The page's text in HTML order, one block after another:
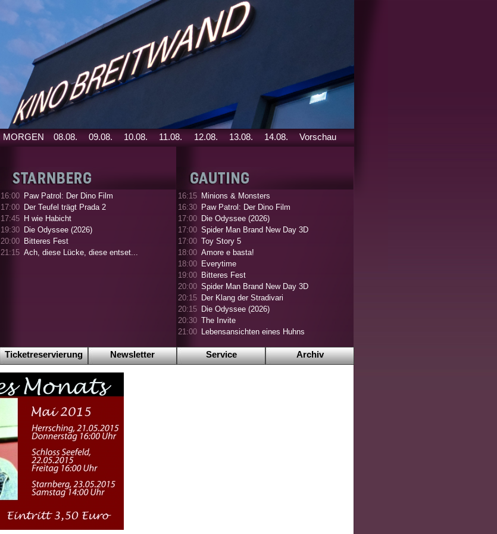
MORGEN 08.08. 09.08. 10.08. 11.08. 12.08. 13.08. 14.08. Vorschau
16:00 Paw Patrol: Der Dino Film
17:00 Der Teufel trägt Prada 2
17:45 H wie Habicht
19:30 Die Odyssee (2026)
20:00 Bitteres Fest
21:15 Ach, diese Lücke, diese entset...
16:15 Minions & Monsters
16:30 Paw Patrol: Der Dino Film
17:00 Die Odyssee (2026)
17:00 Spider Man Brand New Day 3D
17:00 Toy Story 5
18:00 Amore e basta!
18:00 Everytime
19:00 Bitteres Fest
20:00 Spider Man Brand New Day 3D
20:15 Der Klang der Stradivari
20:15 Die Odyssee (2026)
20:30 The Invite
21:00 Lebensansichten eines Huhns
Ticketreservierung Newsletter Service Archiv